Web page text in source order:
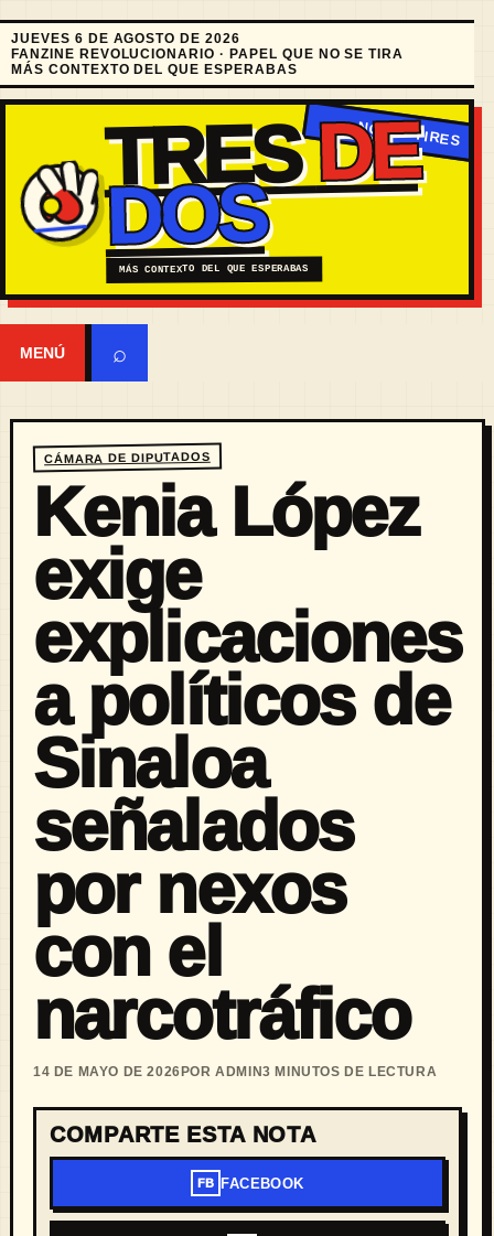
JUEVES 6 DE AGOSTO DE 2026
FANZINE REVOLUCIONARIO · PAPEL QUE NO SE TIRA
MÁS CONTEXTO DEL QUE ESPERABAS
TRESDE
DOS
MÁS CONTEXTO DEL QUE ESPERABAS
MENÚ ⌕
CÁMARA DE DIPUTADOS
Kenia López
exige
explicaciones
a políticos de
Sinaloa
señalados
por nexos
con el
narcotráfico
14 DE MAYO DE 2026 POR ADMIN3 MINUTOS DE LECTURA
COMPARTE ESTA NOTA
FB FACEBOOK